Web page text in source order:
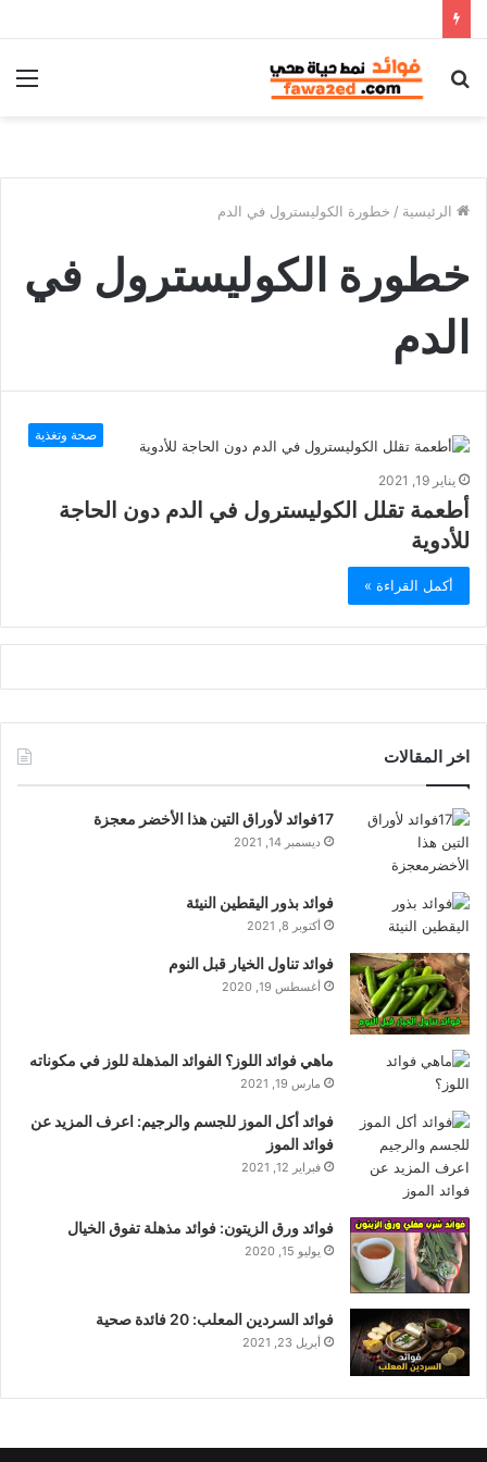
بحث
الرئيسية / خطورة الكوليسترول في الدم
خطورة الكوليسترول في
الدم
صحة وتغذية
يناير 19, 2021
أطعمة تقلل الكوليسترول في الدم دون الحاجة
للأدوية
أكمل القراءة »
اخر المقالات
17فوائد لأوراق التين هذا الأخضر معجزة
ديسمبر 14, 2021
فوائد بذور اليقطين النيئة
أكتوبر 8, 2021
فوائد تناول الخيار قبل النوم
أغسطس 19, 2020
ماهي فوائد اللوز؟ الفوائد المذهلة للوز في مكوناته
مارس 19, 2021
فوائد أكل الموز للجسم والرجيم: اعرف المزيد عن
فوائد الموز
فبراير 12, 2021
فوائد ورق الزيتون: فوائد مذهلة تفوق الخيال
يوليو 15, 2020
فوائد السردين المعلب: 20 فائدة صحية
أبريل 23, 2021